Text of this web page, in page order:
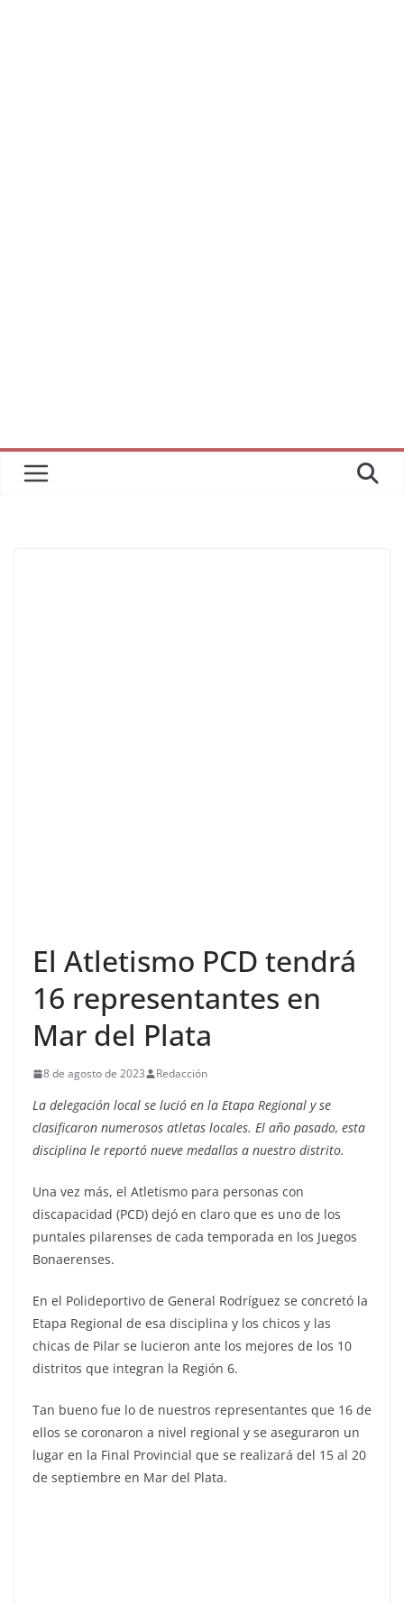
El Atletismo PCD tendrá
16 representantes en
Mar del Plata
8 de agosto de 2023 Redacción
La delegación local se lució en la Etapa Regional y se
clasificaron numerosos atletas locales. El año pasado, esta
disciplina le reportó nueve medallas a nuestro distrito.
Una vez más, el Atletismo para personas con
discapacidad (PCD) dejó en claro que es uno de los
puntales pilarenses de cada temporada en los Juegos
Bonaerenses.
En el Polideportivo de General Rodríguez se concretó la
Etapa Regional de esa disciplina y los chicos y las
chicas de Pilar se lucieron ante los mejores de los 10
distritos que integran la Región 6.
Tan bueno fue lo de nuestros representantes que 16 de
ellos se coronaron a nivel regional y se aseguraron un
lugar en la Final Provincial que se realizará del 15 al 20
de septiembre en Mar del Plata.